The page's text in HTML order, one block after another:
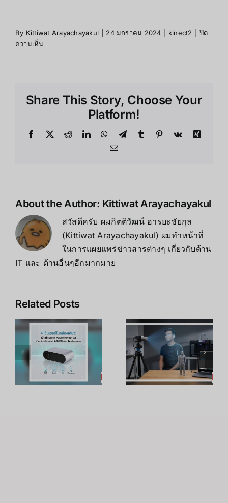
By Kittiwat Arayachayakul 24 มกราคม 2024 kinect2
ปิด
ความเห็น
Share This Story, Choose Your
Platform!
About the Author: Kittiwat Arayachayakul
สวัสดีครับ ผมกิตติวัฒน์ อารยะชัยกุล
(Kittiwat Arayachayakul) ผมทำหน้าที่
ในการแผยแพร่ข่าวสารต่างๆ เกี่ยวกับด้าน
IT และ ด้านอื่นๆอีกมากมาย
Related Posts
เปลี่ยน
Azure
Kinect (V2)
เป็นเครื่อง
สแกน 3 มิติ:
วิธีสแกนคน
Kinect DK
(V2): ปลด
ล็อกศักยภาพ
AI และ
Computer